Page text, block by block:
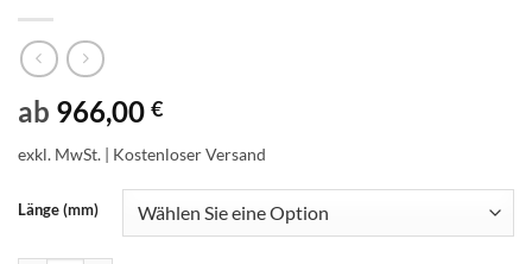
ab 966,00 €
exkl. MwSt. | Kostenloser Versand
Länge (mm)